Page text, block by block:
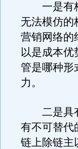
一是有核
无法模仿的
营销网络的
以是成本
管是哪种形
力。
二是具有
有不可替代
链上除链主